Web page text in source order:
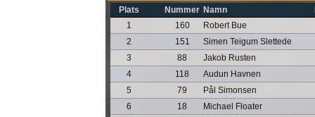
Plats Nummer Namn
1
160
Robert Bue
2
151
Simen Teigum Slettede
3
88
Jakob Rusten
4
118
Audun Havnen
5
79
Pål Simonsen
6
18
Michael Floater